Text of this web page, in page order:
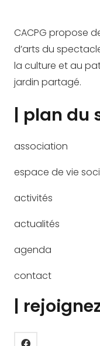
CACPG propose
d’arts du
la culture et au
jardin partagé.
| plan du
association
espace de vie
activités
actualités
agenda
contact
|